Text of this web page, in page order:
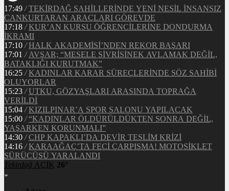
17:49 / TEKİRDAĞ SAHİLLERİNDE YENİ NESİL İNSANSIZ
CANKURTARAN ARAÇLARI GÖREVDE
17:18 / KUR’AN KURSU ÖĞRENCİLERİNE DONDURMA
İKRAMI
17:10 / HALK AKADEMİSİ’NDEN REKOR BAŞARI
17:01 / AVŞAR; “MESELE SİVRİSİNEK AVLAMAK DEĞİL,
BATAKLIĞI KURUTMAK”
16:25 / KADINLAR KARAR SÜREÇLERİNDE SÖZ SAHİBİ
OLUYORLAR
15:23 / UTKU, GÖZYAŞLARI ARASINDA TOPRAĞA
VERİLDİ
15:04 / KIZILPINAR’A SPOR SALONU YAPILACAK
15:00 / “KADINLAR ÖLDÜRÜLDÜKTEN SONRA DEĞİL,
YAŞARKEN KORUNMALI”
14:30 / CHP KAPAKLI’DA DEVİR TESLİM KRİZİ
14:16 / KARAAĞAÇ’TA FECİ ÇARPIŞMA! MOTOSİKLET
SÜRÜCÜSÜ YARALANDI
Tekirdağ AÇIK 26°